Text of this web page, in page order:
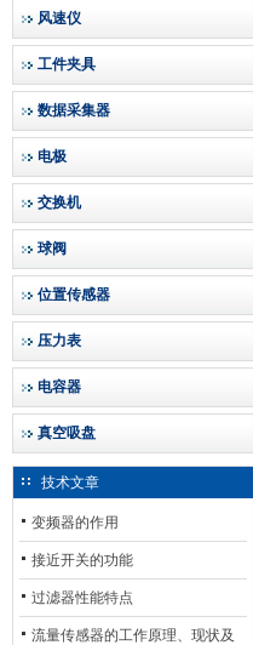
风速仪
工件夹具
数据采集器
电极
交换机
球阀
位置传感器
压力表
电容器
真空吸盘
技术文章
变频器的作用
接近开关的功能
过滤器性能特点
流量传感器的工作原理、现状及